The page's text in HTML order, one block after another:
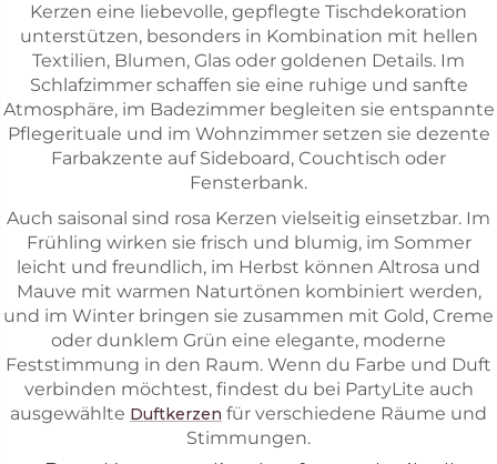
Kerzen eine liebevolle, gepflegte Tischdekoration
unterstützen, besonders in Kombination mit hellen
Textilien, Blumen, Glas oder goldenen Details. Im
Schlafzimmer schaffen sie eine ruhige und sanfte
Atmosphäre, im Badezimmer begleiten sie entspannte
Pflegerituale und im Wohnzimmer setzen sie dezente
Farbakzente auf Sideboard, Couchtisch oder
Fensterbank.
Auch saisonal sind rosa Kerzen vielseitig einsetzbar. Im
Frühling wirken sie frisch und blumig, im Sommer
leicht und freundlich, im Herbst können Altrosa und
Mauve mit warmen Naturtönen kombiniert werden,
und im Winter bringen sie zusammen mit Gold, Creme
oder dunklem Grün eine elegante, moderne
Feststimmung in den Raum. Wenn du Farbe und Duft
verbinden möchtest, findest du bei PartyLite auch
ausgewählte Duftkerzen für verschiedene Räume und
Stimmungen.